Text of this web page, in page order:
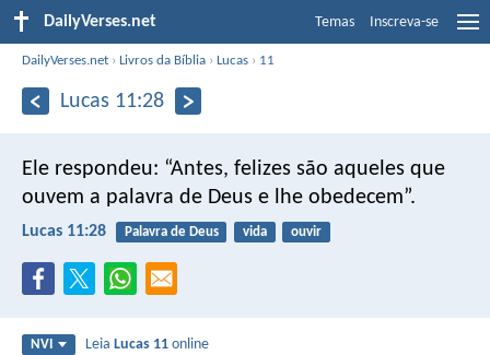
DailyVerses.net Temas Inscreva-se
DailyVerses.net ›Livros da Bíblia ›Lucas › 11
Lucas 11:28
Ele respondeu: “Antes, felizes são aqueles que
ouvem a palavra de Deus e lhe obedecem”.
Lucas 11:28 Palavra de Deus vida ouvir
NVI LeiaLucas 11 online